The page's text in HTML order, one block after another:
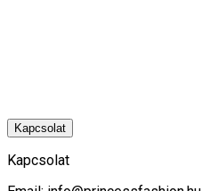
Kapcsolat
Kapcsolat